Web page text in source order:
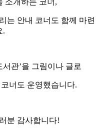
소개하는 코너,
는 안내 코너도 함께 마련
.
관’을 그림이나 글로
너도 운영했습니다.
분 감사합니다!